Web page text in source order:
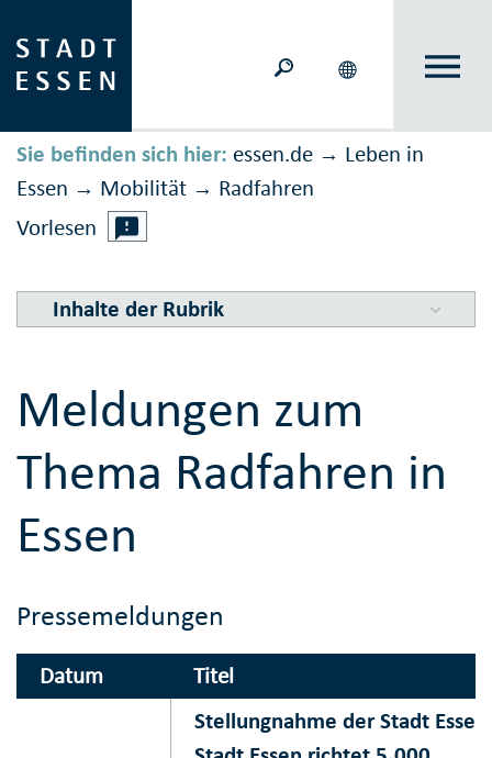
Sie befinden sich hier: essen.de → Leben in
Essen → Mobilität → Rad­fahren
Vorlesen
Inhalte der Rubrik
Meldungen zum
Thema Radfahren in
Essen
Pressemeldungen
Datum Titel
Stellungnahme der Stadt